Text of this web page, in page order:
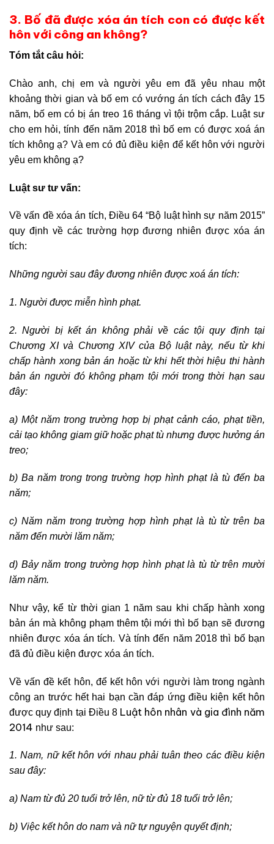
3. Bố đã được xóa án tích con có được kết
hôn với công an không?
Tóm tắt câu hỏi:
Chào anh, chị em và người yêu em đã yêu nhau một
khoảng thời gian và bố em có vướng án tích cách đây 15
năm, bố em có bị án treo 16 tháng vì tội trộm cắp. Luật sư
cho em hỏi, tính đến năm 2018 thì bố em có được xoá án
tích không ạ? Và em có đủ điều kiện để kết hôn với người
yêu em không ạ?
Luật sư tư vấn:
Về vấn đề xóa án tích, Điều 64 “Bộ luật hình sự năm 2015”
quy định về các trường hợp đương nhiên được xóa án
tích:
Những người sau đây đương nhiên được xoá án tích:
1. Người được miễn hình phạt.
2. Người bị kết án không phải về các tội quy định tại
Chương XI và Chương XIV của Bộ luật này, nếu từ khi
chấp hành xong bản án hoặc từ khi hết thời hiệu thi hành
bản án người đó không phạm tội mới trong thời hạn sau
đây:
a) Một năm trong trường hợp bị phạt cảnh cáo, phạt tiền,
cải tạo không giam giữ hoặc phạt tù nhưng được hưởng án
treo;
b) Ba năm trong trong trường hợp hình phạt là tù đến ba
năm;
c) Năm năm trong trường hợp hình phạt là tù từ trên ba
năm đến mười lăm năm;
d) Bảy năm trong trường hợp hình phạt là tù từ trên mười
lăm năm.
Như vậy, kể từ thời gian 1 năm sau khi chấp hành xong
bản án mà không phạm thêm tội mới thì bố bạn sẽ đương
nhiên được xóa án tích. Và tính đến năm 2018 thì bố bạn
đã đủ điều kiện được xóa án tích.
Về vấn đề kết hôn, để kết hôn với người làm trong ngành
công an trước hết hai bạn cần đáp ứng điều kiện kết hôn
được quy định tại Điều 8 Luật hôn nhân và gia đình năm
2014 như sau:
1. Nam, nữ kết hôn với nhau phải tuân theo các điều kiện
sau đây:
a) Nam từ đủ 20 tuổi trở lên, nữ từ đủ 18 tuổi trở lên;
b) Việc kết hôn do nam và nữ tự nguyện quyết định;